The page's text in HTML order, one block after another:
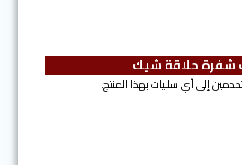
شفرة حلاقة شيك
إلى أي سلبيات بهذا المنتج.